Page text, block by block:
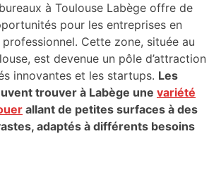
à Toulouse Labège offre de
pour les entreprises en
professionnel. Cette zone, située au
est devenue un pôle d’attraction
innovantes et les startups. Les
trouver à Labège une variété
allant de petites surfaces à des
adaptés à différents besoins